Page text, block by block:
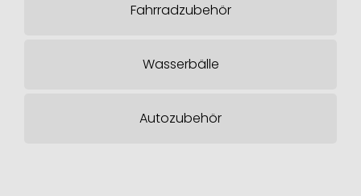
Fahrradzubehör
Wasserbälle
Autozubehör